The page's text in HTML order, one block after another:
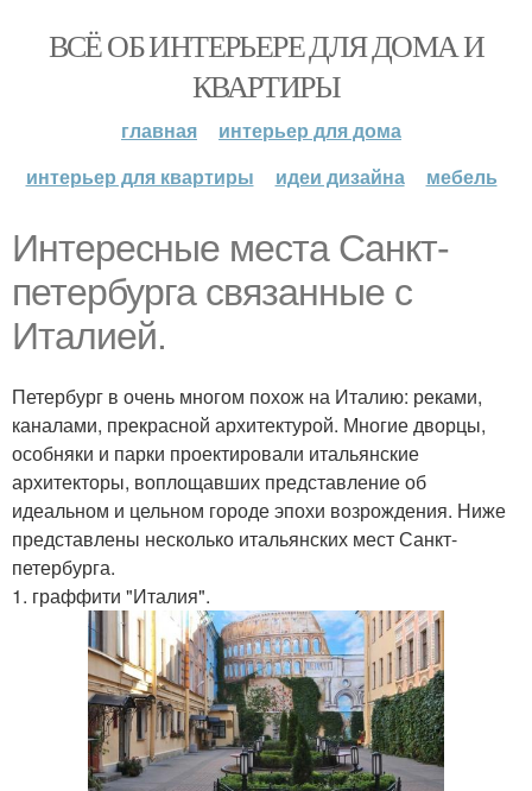
ВСЁ ОБ ИНТЕРЬЕРЕ ДЛЯ ДОМА И
КВАРТИРЫ
главная
интерьер для дома
интерьер для квартиры
идеи дизайна мебель
Интересные места Санкт-
петербурга связанные с
Италией.
Петербург в очень многом похож на Италию: реками,
каналами, прекрасной архитектурой. Многие дворцы,
особняки и парки проектировали итальянские
архитекторы, воплощавших представление об
идеальном и цельном городе эпохи возрождения. Ниже
представлены несколько итальянских мест Санкт-
петербурга.
1. граффити "Италия".